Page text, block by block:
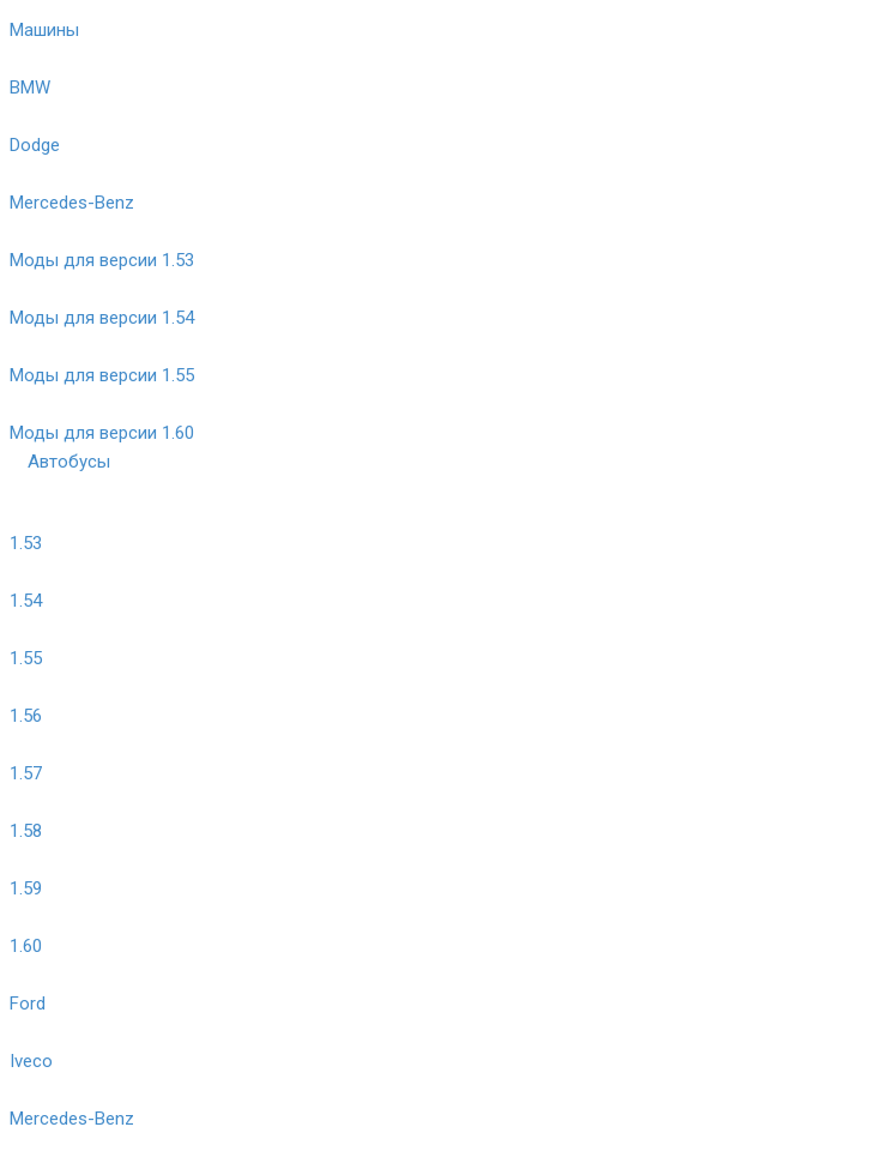
Машины
BMW
Dodge
Mercedes-Benz
Моды для версии 1.53
Моды для версии 1.54
Моды для версии 1.55
Моды для версии 1.60
Автобусы
1.53
1.54
1.55
1.56
1.57
1.58
1.59
1.60
Ford
Iveco
Mercedes-Benz